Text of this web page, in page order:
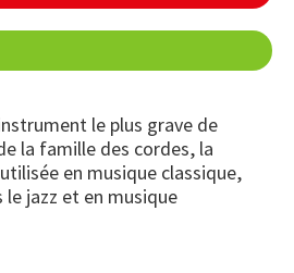
le plus grave de
la famille des cordes, la
en musique classique,
jazz et en musique